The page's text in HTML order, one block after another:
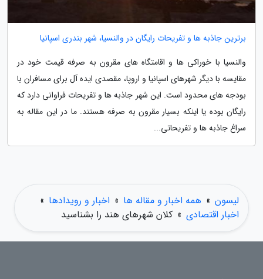
برترین جاذبه ها و تفریحات رایگان در والنسیا، شهر بندری اسپانیا
والنسیا با خوراکی ها و اقامتگاه های مقرون به صرفه قیمت خود در
مقایسه با دیگر شهرهای اسپانیا و اروپا، مقصدی ایده آل برای مسافران با
بودجه های محدود است. این شهر جاذبه ها و تفریحات فراوانی دارد که
رایگان بوده یا اینکه بسیار مقرون به صرفه هستند. ما در این مقاله به
سراغ جاذبه ها و تفریحاتی...
لیسون » همه اخبار و مقاله ها » اخبار و رویدادها »
اخبار اقتصادی » کلان شهرهای هند را بشناسید